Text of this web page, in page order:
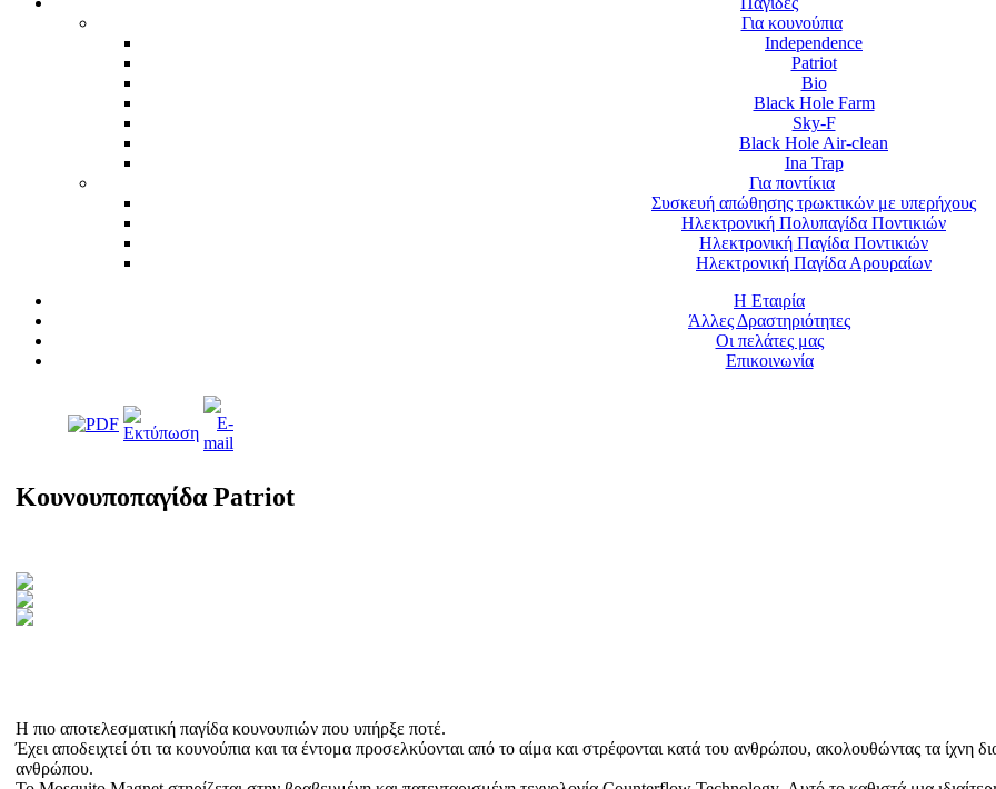
Για κουνούπια
Independence
Patriot
Bio
Black Hole Farm
Sky-F
Black Hole Air-clean
Ina Trap
Για ποντίκια
Συσκευή απώθησης τρωκτικών με υπερήχους
Ηλεκτρονική Πολυπαγίδα Ποντικιών
Ηλεκτρονική Παγίδα Ποντικιών
Ηλεκτρονική Παγίδα Αρουραίων
Η Εταιρία
Άλλες Δραστηριότητες
Οι πελάτες μας
Επικοινωνία
Κουνουποπαγίδα Patriot
Η πιο αποτελεσματική παγίδα κουνουπιών που υπήρξε ποτέ.
Έχει αποδειχτεί ότι τα κουνούπια και τα έντομα προσελκύονται από το αίμα και στρέφονται κατά του ανθρώπου, ακολουθώντας τα ίχνη
ανθρώπου.